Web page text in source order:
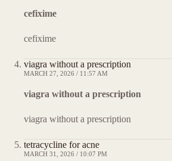
cefixime
cefixime
viagra without a prescription
MARCH 27, 2026 / 11:57 AM
viagra without a prescription
viagra without a prescription
tetracycline for acne
MARCH 31, 2026 / 10:07 PM